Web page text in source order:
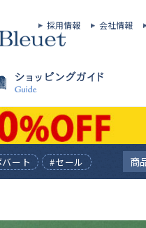
採用情報 会社情報
ート #セール